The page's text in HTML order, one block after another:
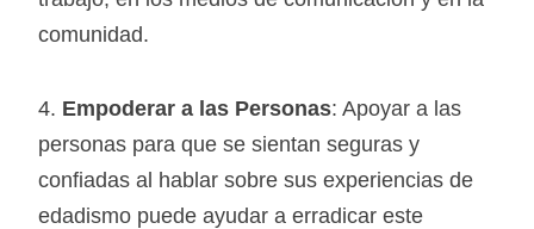
comunidad.
4. Empoderar a las Personas: Apoyar a las
personas para que se sientan seguras y
confiadas al hablar sobre sus experiencias de
edadismo puede ayudar a erradicar este